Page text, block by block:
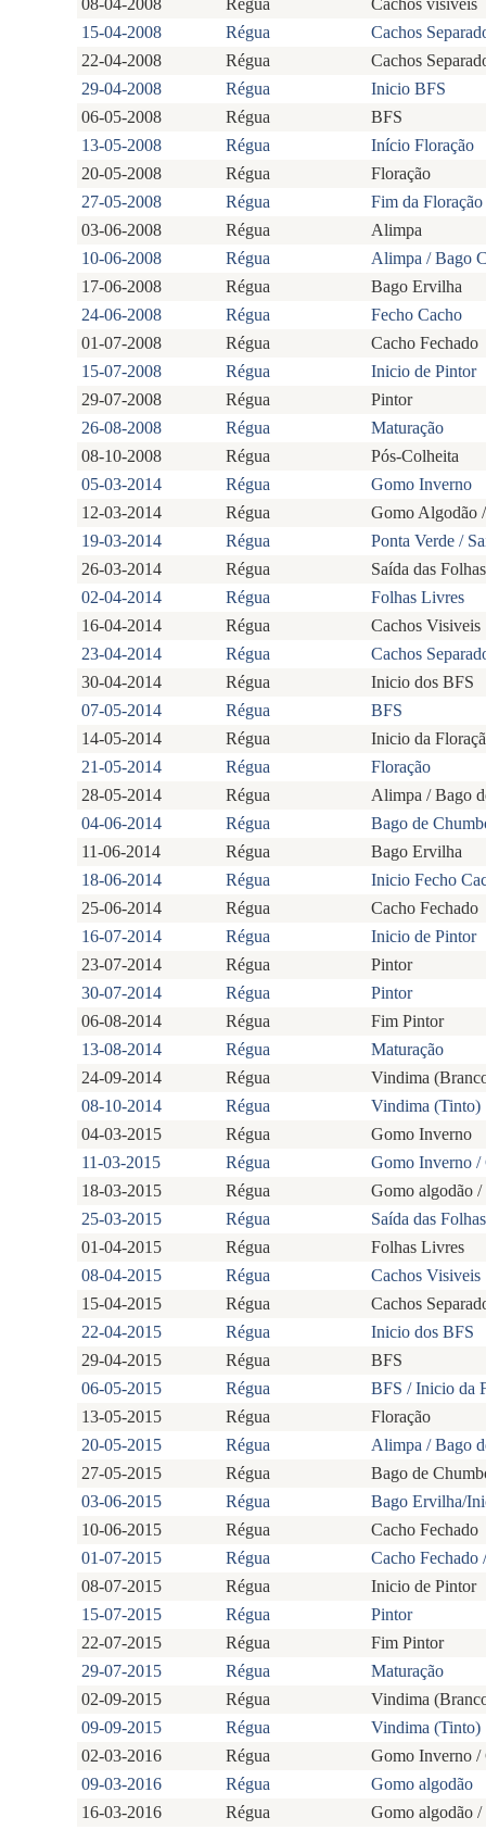
08-04-2008 Régua
Cachos visíveis
15-04-2008
Régua
Cachos
22-04-2008
Régua
Cachos
29-04-2008
Régua
Inicio BFS
06-05-2008
Régua
BFS
13-05-2008
Régua
Início Floração
20-05-2008
Régua
Floração
27-05-2008
Régua
Fim da Floração
03-06-2008
Régua
Alimpa
10-06-2008
Régua
Alimpa / Bago
17-06-2008
Régua
Bago Ervilha
24-06-2008
Régua
Fecho Cacho
01-07-2008
Régua
Cacho Fechado
15-07-2008
Régua
Inicio de Pintor
29-07-2008
Régua
Pintor
26-08-2008
Régua
Maturação
08-10-2008
Régua
Pós-Colheita
05-03-2014
Régua
Gomo Inverno
12-03-2014
Régua
Gomo Algodão
19-03-2014
Régua
Ponta Verde /
26-03-2014
Régua
Saída das Folhas
02-04-2014
Régua
Folhas Livres
16-04-2014
Régua
Cachos Visiveis
23-04-2014
Régua
Cachos
30-04-2014
Régua
Inicio dos BFS
07-05-2014
Régua
BFS
14-05-2014
Régua
Inicio da
21-05-2014
Régua
Floração
28-05-2014
Régua
Alimpa / Bago
04-06-2014
Régua
Bago de
11-06-2014
Régua
Bago Ervilha
18-06-2014
Régua
Inicio Fecho
25-06-2014
Régua
Cacho Fechado
16-07-2014
Régua
Inicio de Pintor
23-07-2014
Régua
Pintor
30-07-2014
Régua
Pintor
06-08-2014
Régua
Fim Pintor
13-08-2014
Régua
Maturação
24-09-2014
Régua
Vindima
08-10-2014
Régua
Vindima (Tinto)
04-03-2015
Régua
Gomo Inverno
11-03-2015
Régua
Gomo Inverno
18-03-2015
Régua
Gomo algodão /
25-03-2015
Régua
Saída das Folhas
01-04-2015
Régua
Folhas Livres
08-04-2015
Régua
Cachos Visiveis
15-04-2015
Régua
Cachos
22-04-2015
Régua
Inicio dos BFS
29-04-2015
Régua
BFS
06-05-2015
Régua
BFS / Inicio da
13-05-2015
Régua
Floração
20-05-2015
Régua
Alimpa / Bago
27-05-2015
Régua
Bago de
03-06-2015
Régua
Bago Ervilha/
10-06-2015
Régua
Cacho Fechado
01-07-2015
Régua
Cacho
08-07-2015
Régua
Inicio de Pintor
15-07-2015
Régua
Pintor
22-07-2015
Régua
Fim Pintor
29-07-2015
Régua
Maturação
02-09-2015
Régua
Vindima
09-09-2015
Régua
Vindima (Tinto)
02-03-2016
Régua
Gomo Inverno
09-03-2016
Régua
Gomo algodão
16-03-2016
Régua
Gomo algodão /